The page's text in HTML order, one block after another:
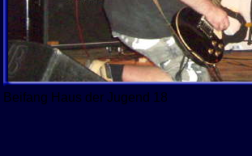
Beifang Haus der Jugend 18